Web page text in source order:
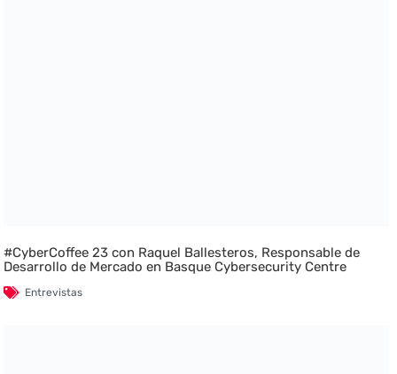
#CyberCoffee 23 con Raquel Ballesteros, Responsable de
Desarrollo de Mercado en Basque Cybersecurity Centre
Entrevistas